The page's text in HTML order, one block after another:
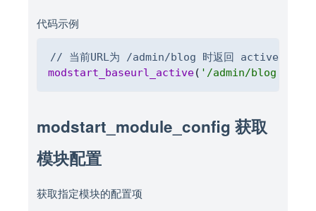
代码示例
// 当前URL为 /admin/blog 时返回 active
modstart_baseurl_active( '/admin/blog'
Copy
modstart_module_config 获取
模块配置
获取指定模块的配置项